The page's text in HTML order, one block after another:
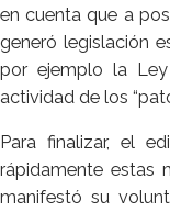
en cuenta que a
generó legislación
por ejemplo la
actividad de los
Para finalizar, el
rápidamente estas
manifestó su